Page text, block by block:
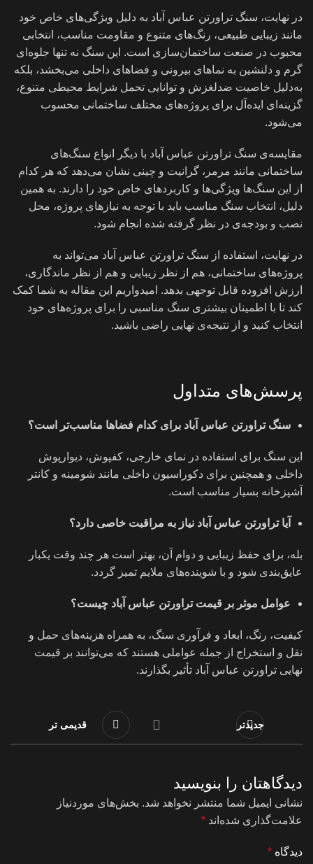
در نهایت، سنگ تراورتن عباس آباد به دلیل ویژگی‌های خاص خود
مانند زیبایی طبیعی، رنگ‌های متنوع و مقاومت مناسب، انتخابی
محبوب در صنعت ساختمان‌سازی است. این سنگ نه تنها جلوه‌ای
گرم و دلنشین به نماهای بیرونی و فضاهای داخلی می‌بخشد، بلکه
به‌دلیل خاصیت ضدلغزش و توانایی تحمل شرایط محیطی متنوع،
گزینه‌ای ایده‌آل برای پروژه‌های مختلف ساختمانی محسوب
می‌شود.
مقایسه‌ی سنگ تراورتن عباس آباد با دیگر انواع سنگ‌های
ساختمانی مانند مرمر، گرانیت و چینی نشان می‌دهد که هر کدام
از این سنگ‌ها ویژگی‌ها و کاربردهای خاص خود را دارند. به همین
دلیل، انتخاب سنگ مناسب باید با توجه به نیازهای پروژه، محل
نصب و بودجه‌ی در نظر گرفته شده انجام شود.
در نهایت، استفاده از سنگ تراورتن عباس آباد می‌تواند به
پروژه‌های ساختمانی، هم از نظر زیبایی و هم از نظر ماندگاری،
ارزش افزوده قابل توجهی بدهد. امیدواریم این مقاله به شما کمک
کند تا با اطمینان بیشتری سنگ مناسبی را برای پروژه‌های خود
انتخاب کنید و از نتیجه‌ی نهایی راضی باشید.
پرسش‌های متداول
سنگ تراورتن عباس آباد برای کدام فضاها مناسب‌تر است؟
این سنگ برای استفاده در نمای خارجی، کفپوش، دیوارپوش
داخلی و همچنین برای دکوراسیون داخلی مانند شومینه و کانتر
آشپزخانه بسیار مناسب است.
آیا تراورتن عباس آباد نیاز به مراقبت خاصی دارد؟
بله، برای حفظ زیبایی و دوام آن، بهتر است هر چند وقت یکبار
عایق‌بندی شود و با شوینده‌های ملایم تمیز گردد.
عوامل موثر بر قیمت تراورتن عباس آباد چیست؟
کیفیت، رنگ، ابعاد و فرآوری سنگ، به همراه هزینه‌های حمل و
نقل و استخراج از جمله عواملی هستند که می‌توانند بر قیمت
نهایی تراورتن عباس آباد تأثیر بگذارند.
جدیدتر قدیمی تر
دیدگاهتان را بنویسید
نشانی ایمیل شما منتشر نخواهد شد. بخش‌های موردنیاز
علامت‌گذاری شده‌اند *
دیدگاه *